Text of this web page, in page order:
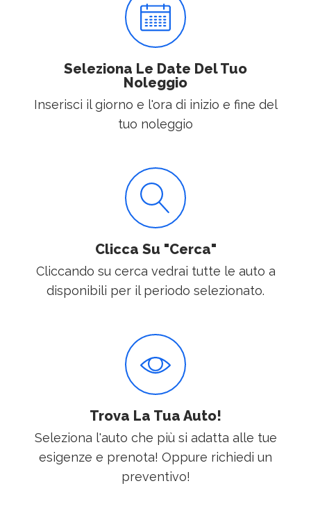
Seleziona Le Date Del Tuo
Noleggio
Inserisci il giorno e l'ora di inizio e fine del
tuo noleggio
Clicca Su "Cerca"
Cliccando su cerca vedrai tutte le auto a
disponibili per il periodo selezionato.
Trova La Tua Auto!
Seleziona l'auto che più si adatta alle tue
esigenze e prenota! Oppure richiedi un
preventivo!